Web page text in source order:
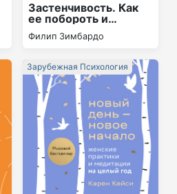
Застенчивость. Как
ее побороть и
приобрести
уверенность в себе
Филип Зимбардо
Зарубежная Психология